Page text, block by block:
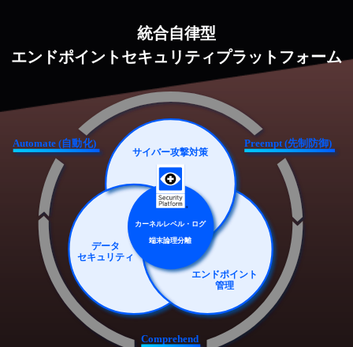
統合自律型
エンドポイントセキュリティプラットフォーム
エンドポイント
管理
データ
セキュリティ
サイバー攻撃対策
端末論理分離
カーネルレベル・ログ
Comprehend
Preempt (先制防御)
Automate (自動化)